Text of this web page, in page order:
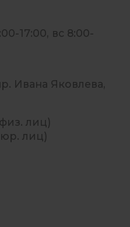
17:00, вс 8:00-
Ивана Яковлева,
лиц)
юр. лиц)